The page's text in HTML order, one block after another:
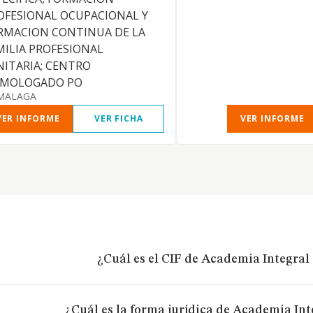
OCUPACIONAL Y
CONTINUA DE LA
PROFESIONAL
CENTRO
PO
INFORME VER FICHA VER INFORME
¿Cuál es el CIF de Academia Integral
¿Cuál es la forma jurídica de Academia